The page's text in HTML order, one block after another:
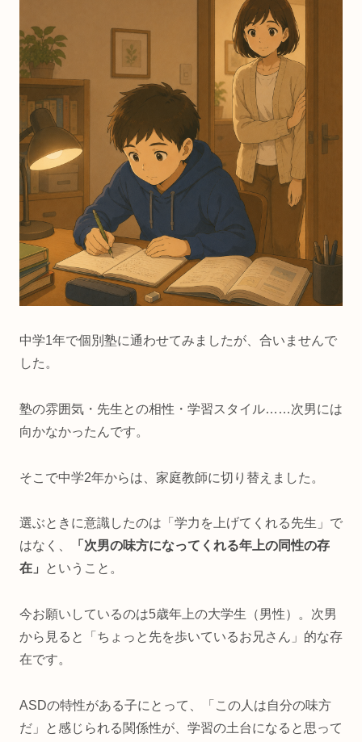
中学1年で個別塾に通わせてみましたが、合いませんで
した。
塾の雰囲気・先生との相性・学習スタイル……次男には
向かなかったんです。
そこで中学2年からは、家庭教師に切り替えました。
選ぶときに意識したのは「学力を上げてくれる先生」で
はなく、
「次男の味方になってくれる年上の同性の存
在」
ということ。
今お願いしているのは5歳年上の大学生（男性）。次男
から見ると「ちょっと先を歩いているお兄さん」的な存
在です。
ASDの特性がある子にとって、「この人は自分の味方
だ」と感じられる関係性が、学習の土台になると思って